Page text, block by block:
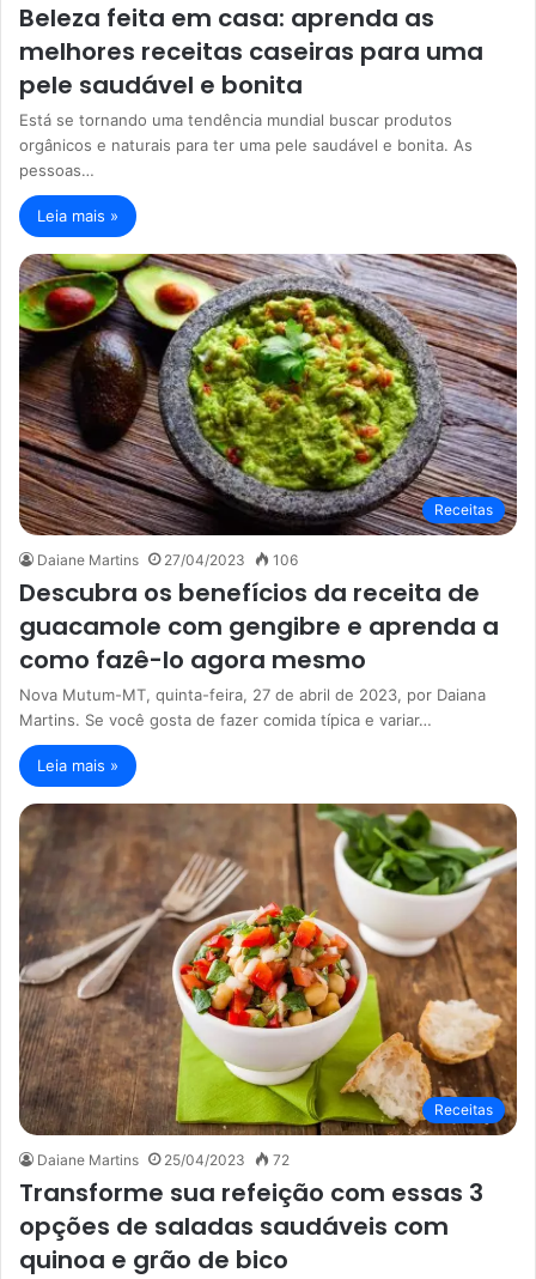
Beleza feita em casa: aprenda as
melhores receitas caseiras para uma
pele saudável e bonita
Está se tornando uma tendência mundial buscar produtos
orgânicos e naturais para ter uma pele saudável e bonita. As
pessoas…
Leia mais »
Receitas
Daiane Martins 27/04/2023 106
Descubra os benefícios da receita de
guacamole com gengibre e aprenda a
como fazê-lo agora mesmo
Nova Mutum-MT, quinta-feira, 27 de abril de 2023, por Daiana
Martins. Se você gosta de fazer comida típica e variar…
Leia mais »
Receitas
Daiane Martins 25/04/2023 72
Transforme sua refeição com essas 3
opções de saladas saudáveis com
quinoa e grão de bico